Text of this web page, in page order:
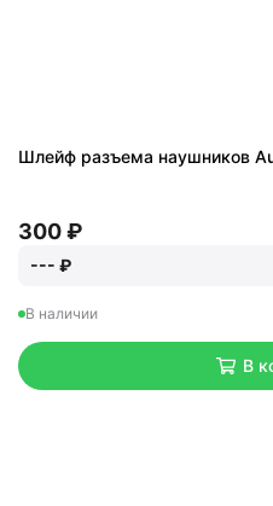
Шлейф разъема наушников
300 ₽
--- ₽
В наличии
В